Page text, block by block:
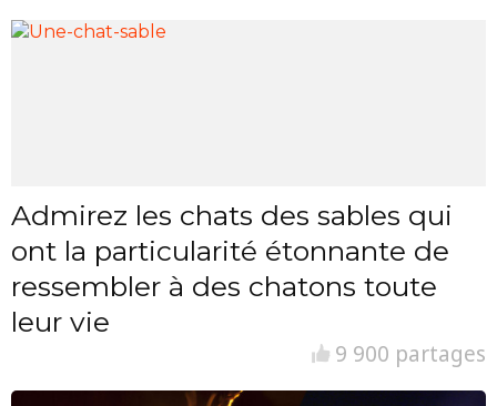
Admirez les chats des sables qui
ont la particularité étonnante de
ressembler à des chatons toute
leur vie
9 900 partages